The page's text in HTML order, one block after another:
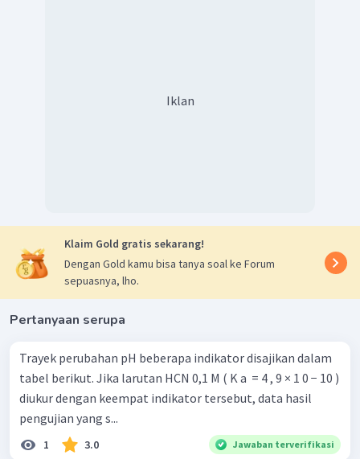
Iklan
Klaim Gold gratis sekarang!
Dengan Gold kamu bisa tanya soal ke Forum
sepuasnya, lho.
Pertanyaan serupa
Trayek perubahan pH beberapa indikator disajikan dalam
tabel berikut. Jika larutan HCN 0,1 M ( K a ​ = 4 , 9 × 1 0 − 10 )
diukur dengan keempat indikator tersebut, data hasil
pengujian yang s...
1 3.0 Jawaban terverifikasi